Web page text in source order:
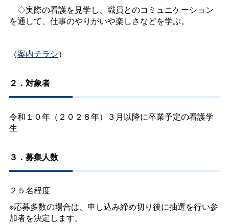
◇実際の看護を見学し、職員とのコミュニケーション
を通して、仕事のやりがいや楽しさなどを学ぶ。
（案内チラシ）
２．対象者
令和１０年（２０２８年）３月以降に卒業予定の看護学
生
３．募集人数
２５名程度
※応募多数の場合は、申し込み締め切り後に抽選を行い参
加者を決定します。